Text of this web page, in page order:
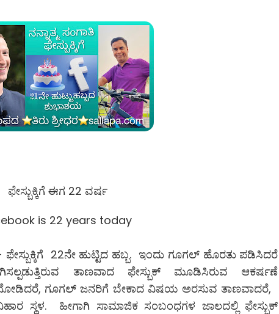
ಫೇಸ್ಬುಕ್ಕಿಗೆ ಈಗ 22 ವರ್ಷ
is 22 years today
ಫೇಸ್ಬುಕ್ಕಿಗೆ 22ನೇ ಹುಟ್ಟಿದ ಹಬ್ಬ. ಇಂದು ಗೂಗಲ್ ಹೊರತು ಪಡಿಸಿದರೆ
ತಾಣವಾದ ಫೇಸ್ಬುಕ್ ಮೂಡಿಸಿರುವ ಆಕರ್ಷಣೆ
ನೋಡಿದರೆ, ಗೂಗಲ್ ಜನರಿಗೆ ಬೇಕಾದ ವಿಷಯ ಅರಸುವ ತಾಣವಾದರೆ,
ಸ್ಥಳ. ಹೀಗಾಗಿ ಸಾಮಾಜಿಕ ಸಂಬಂಧಗಳ ಜಾಲದಲ್ಲಿ ಫೇಸ್ಬುಕ್